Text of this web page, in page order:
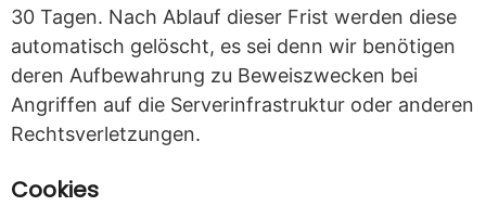
30 Tagen. Nach Ablauf dieser Frist werden diese
automatisch gelöscht, es sei denn wir benötigen
deren Aufbewahrung zu Beweiszwecken bei
Angriffen auf die Serverinfrastruktur oder anderen
Rechtsverletzungen.
Cookies